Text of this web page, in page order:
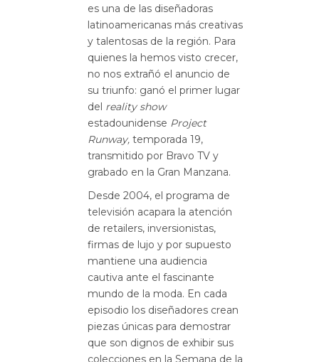
es una de las diseñadoras
latinoamericanas más creativas
y talentosas de la región. Para
quienes la hemos visto crecer,
no nos extrañó el anuncio de
su triunfo: ganó el primer lugar
del reality show
estadounidense Project
Runway, temporada 19,
transmitido por Bravo TV y
grabado en la Gran Manzana.
Desde 2004, el programa de
televisión acapara la atención
de retailers, inversionistas,
firmas de lujo y por supuesto
mantiene una audiencia
cautiva ante el fascinante
mundo de la moda. En cada
episodio los diseñadores crean
piezas únicas para demostrar
que son dignos de exhibir sus
colecciones en la Semana de la